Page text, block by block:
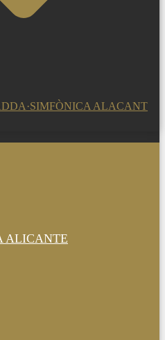
ALACANT
ALICANTE